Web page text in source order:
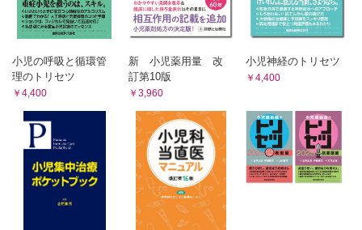
3)整復の確認
CQ40 非観血的整復の確認はどうするか?
4)再発症例への対応
4 手術
1)手術の適応
CQ42 腸重積症の手術適応(予測因子)は?
2)腸切除の適応
CQ43 腸切除の適応(予測因子)は?
3)付加手術
CQ44 付加手術は再発の予防に有効か?
4)腹腔鏡下整復術
CQ45 すべての手術において腹腔鏡下整復術は有効か?
あとがき
2)超音波検査
CQ18 超音波検査は腸重積症の重症度評価に有用か?
CQ19 注腸造影検査は腸重積症の重症度評価に有用か?
4)CT検査
CQ20 CT検査は腸重積症の重症度評価に有用か?
CQ21 腸管壊死は予測できるか?
6 移送基準
CQ22 腸重積症の移送基準は何か?
第6章 小児腸重積症の治療
小児の呼吸と循環管
理のトリセツ
￥4,400
新 小児薬用量 改
訂第10版
￥3,960
小児神経のトリセツ
￥4,400